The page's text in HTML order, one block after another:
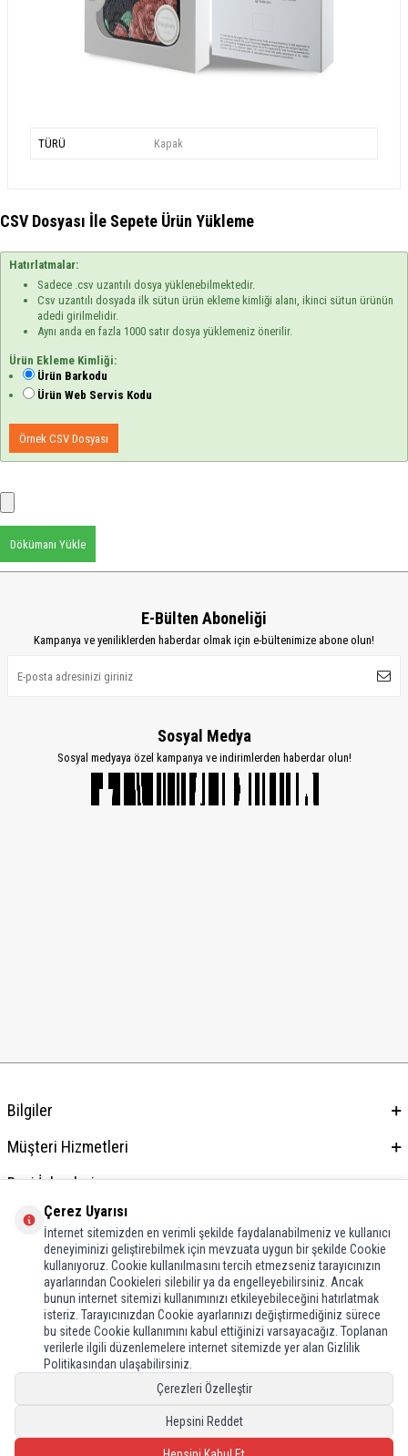
TÜRÜ Kapak
CSV Dosyası İle Sepete Ürün Yükleme
Hatırlatmalar:
Sadece .csv uzantılı dosya yüklenebilmektedir.
Csv uzantılı dosyada ilk sütun ürün ekleme kimliği alanı, ikinci sütun ürünün
adedi girilmelidir.
Aynı anda en fazla 1000 satır dosya yüklemeniz önerilir.
Ürün Ekleme Kimliği:
Ürün Barkodu
Ürün Web Servis Kodu
Örnek CSV Dosyası
Dökümanı Yükle
E-Bülten Aboneliği
Kampanya ve yeniliklerden haberdar olmak için e-bültenimize abone olun!
Sosyal Medya
Sosyal medyaya özel kampanya ve indirimlerden haberdar olun!
Bilgiler
Müşteri Hizmetleri
Bayi İşlemleri
Adres & İletişim
Çerez Uyarısı
İnternet sitemizden en verimli şekilde faydalanabilmeniz ve kullanıcı
deneyiminizi geliştirebilmek için mevzuata uygun bir şekilde Cookie
kullanıyoruz. Cookie kullanılmasını tercih etmezseniz tarayıcınızın
ayarlarından Cookieleri silebilir ya da engelleyebilirsiniz. Ancak
bunun internet sitemizi kullanımınızı etkileyebileceğini hatırlatmak
isteriz. Tarayıcınızdan Cookie ayarlarınızı değiştirmediğiniz sürece
bu sitede Cookie kullanımını kabul ettiğinizi varsayacağız. Toplanan
verilerle ilgili düzenlemelere internet sitemizde yer alan Gizlilik
Politikasından ulaşabilirsiniz.
Çerezleri Özelleştir
Hepsini Reddet